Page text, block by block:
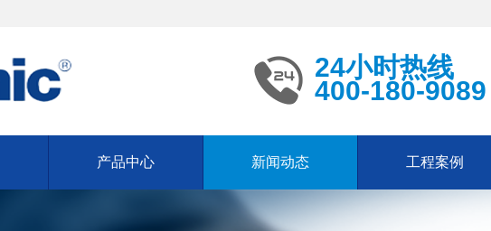
24小时热线
400-180-9089
产品中心 新闻动态 工程案例